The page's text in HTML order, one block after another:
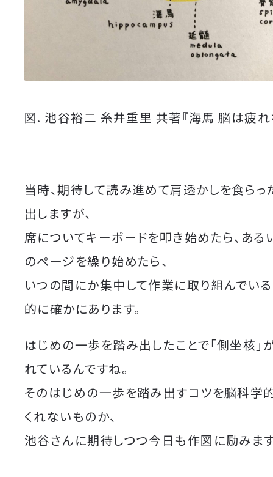
図. 池谷裕二 糸井重里 共著『海馬 脳は疲れ
当時、期待して読み進めて肩透かしを食らっ
出しますが、
席についてキーボードを叩き始めたら、あ
のページを繰り始めたら、
いつの間にか集中して作業に取り組んでい
的に確かにあります。
はじめの一歩を踏み出したことで「側坐核」
れているんですね。
そのはじめの一歩を踏み出すコツを脳科学
くれないものか、
池谷さんに期待しつつ今日も作図に励みます